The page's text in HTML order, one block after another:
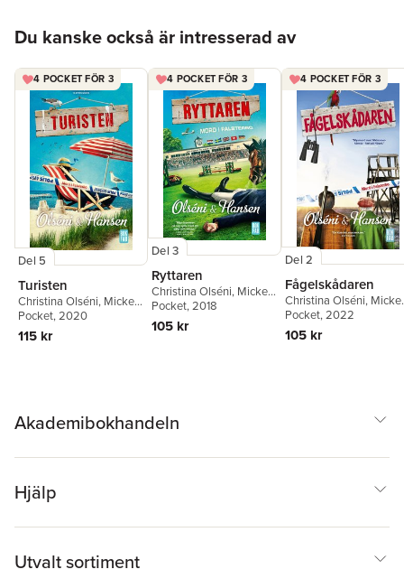
Du kanske också är intresserad av
4 POCKET FÖR 3
Del 5
Turisten
Christina Olséni, Micke
Hansen
Pocket, 2020
115 kr
4 POCKET FÖR 3
Del 3
Ryttaren
Christina Olséni, Micke
Hansen
Pocket, 2018
105 kr
4 POCKET FÖR 3
Del 2
Fågelskådaren
Christina Olséni, Micke
Hansen
Pocket, 2022
105 kr
Akademibokhandeln
Hjälp
Utvalt sortiment